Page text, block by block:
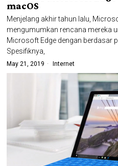
macOS
Menjelang akhir tahun lalu,
mengumumkan rencana mereka
Microsoft Edge dengan berdasar
Spesifiknya,
May 21, 2019 Internet